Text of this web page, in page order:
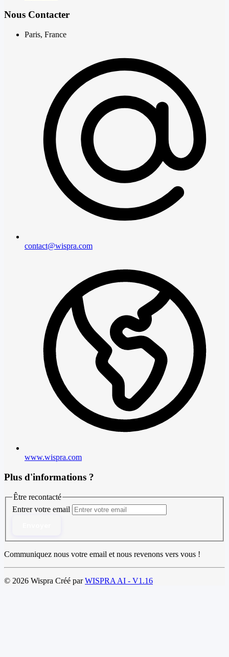
Nous Contacter
Paris, France
contact@wispra.com
www.wispra.com
Plus d'informations ?
Être recontacté
Entrer votre email
Communiquez nous votre email et nous revenons vers vous !
© 2026 Wispra Créé parWISPRA AI - V1.16